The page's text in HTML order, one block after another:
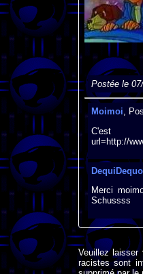
Postée le
Moimoi,
url=http://
Merci
Schussss
Veuillez laisser
racistes sont